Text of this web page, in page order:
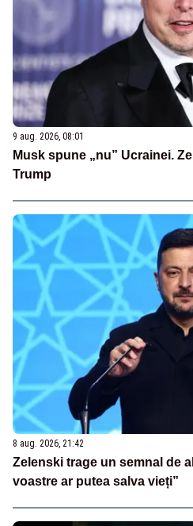
9 aug. 2026, 08:01
Musk spune „nu” Ucrainei.
Trump
8 aug. 2026, 21:42
Zelenski trage un semnal de
voastre ar putea salva vieți”